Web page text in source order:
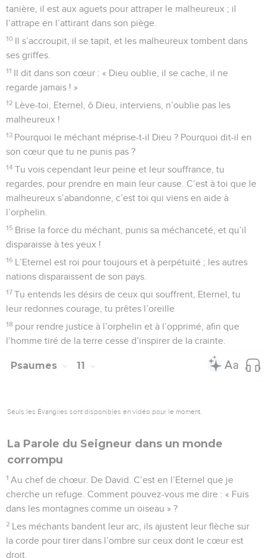
tanière, il est aux aguets pour attraper le malheureux ; il
l’attrape en l’attirant dans son piège.
10 Il s’accroupit, il se tapit, et les malheureux tombent dans
ses griffes.
11 Il dit dans son cœur : « Dieu oublie, il se cache, il ne
regarde jamais ! »
12 Lève-toi, Eternel, ô Dieu, interviens, n’oublie pas les
malheureux !
13 Pourquoi le méchant méprise-t-il Dieu ? Pourquoi dit-il en
son cœur que tu ne punis pas ?
14 Tu vois cependant leur peine et leur souffrance, tu
regardes, pour prendre en main leur cause. C’est à toi que le
malheureux s’abandonne, c’est toi qui viens en aide à
l’orphelin.
15 Brise la force du méchant, punis sa méchanceté, et qu’il
disparaisse à tes yeux !
16 L’Eternel est roi pour toujours et à perpétuité ; les autres
nations disparaissent de son pays.
17 Tu entends les désirs de ceux qui souffrent, Eternel, tu
leur redonnes courage, tu prêtes l’oreille
18 pour rendre justice à l’orphelin et à l’opprimé, afin que
l’homme tiré de la terre cesse d’inspirer de la crainte.
Psaumes 11
Seuls les Évangiles sont disponibles en vidéo pour le moment.
La Parole du Seigneur dans un monde
corrompu
1 Au chef de chœur. De David. C’est en l’Eternel que je
cherche un refuge. Comment pouvez-vous me dire : « Fuis
dans les montagnes comme un oiseau » ?
2 Les méchants bandent leur arc, ils ajustent leur flèche sur
la corde pour tirer dans l’ombre sur ceux dont le cœur est
droit.